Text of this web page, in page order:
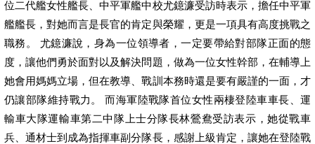
位二代艦女性艦長、中平軍艦中校尤鐿濂受訪時表示，擔任中平軍
艦艦長，對她而言是長官的肯定與榮耀，更是一項具有高度挑戰之
職務。 尤鐿濂說，身為一位領導者，一定要帶給對部隊正面的態
度，讓他們勇於面對以及解決問題，做為一位女性幹部，在輔導上
她會用媽媽立場，但在教導、戰訓本務時還是要有嚴謹的一面，才
仍讓部隊維持戰力。 而海軍陸戰隊首位女性兩棲登陸車車長、運
輸車大隊運輸車第二中隊上士分隊長林鶯鴦受訪表示，她從戰車
兵、通材士到成為指揮車副分隊長，感謝上級肯定，讓她在登陸戰